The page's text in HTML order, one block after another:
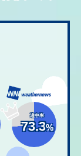
適中率
73.3%